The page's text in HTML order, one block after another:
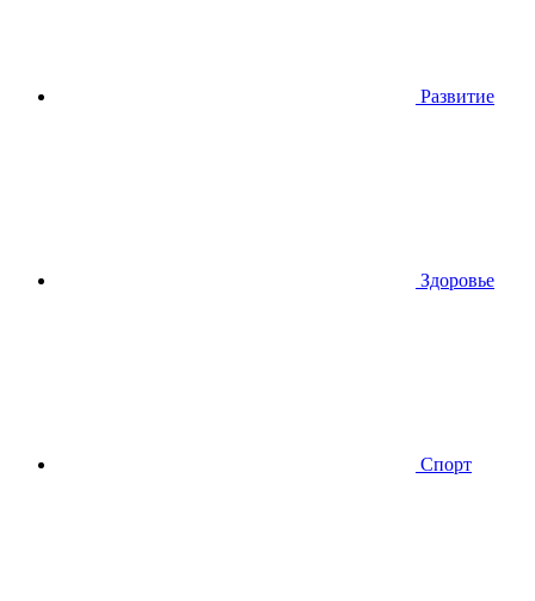
Развитие
Здоровье
Спорт